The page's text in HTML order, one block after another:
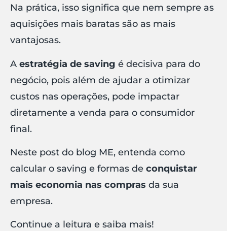
Na prática, isso significa que nem sempre as
aquisições mais baratas são as mais
vantajosas.
A estratégia de saving é decisiva para do
negócio, pois além de ajudar a otimizar
custos nas operações, pode impactar
diretamente a venda para o consumidor
final.
Neste post do blog ME, entenda como
calcular o saving e formas de conquistar
mais economia nas compras da sua
empresa.
Continue a leitura e saiba mais!